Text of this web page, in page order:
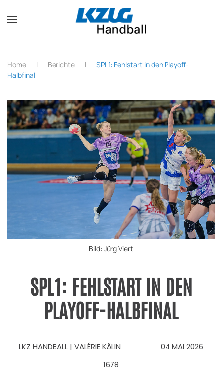
Zum Hauptinhalt springen
Home Berichte
SPL1: Fehlstart in den Playoff-
Halbfinal
Bild: Jürg Viert
SPL1: FEHLSTART IN DEN
PLAYOFF-HALBFINAL
LKZ HANDBALL | VALÉRIE KÄLIN
04 MAI 2026
1678